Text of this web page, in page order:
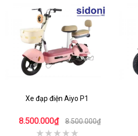
Xe đạp điện Aiyo P1
8.500.000₫ 8.500.000₫